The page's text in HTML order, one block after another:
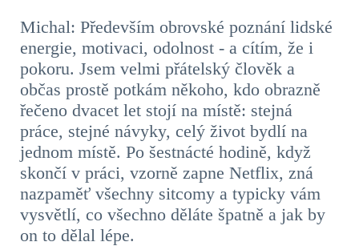
Michal: Především obrovské poznání lidské
energie, motivaci, odolnost - a cítím, že i
pokoru. Jsem velmi přátelský člověk a
občas prostě potkám někoho, kdo obrazně
řečeno dvacet let stojí na místě: stejná
práce, stejné návyky, celý život bydlí na
jednom místě. Po šestnácté hodině, když
skončí v práci, vzorně zapne Netflix, zná
nazpaměť všechny sitcomy a typicky vám
vysvětlí, co všechno děláte špatně a jak by
on to dělal lépe.